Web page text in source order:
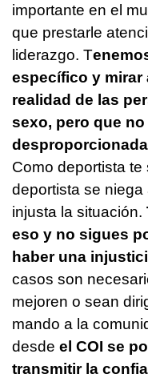
importante en el
que prestarle
liderazgo. T
específico y mirar
realidad de las
sexo, pero que
Como deportista
deportista se
injusta la situación.
eso y no sigues
haber una
casos son
mejoren o sean
mando a la
desde el COI se
transmitir la